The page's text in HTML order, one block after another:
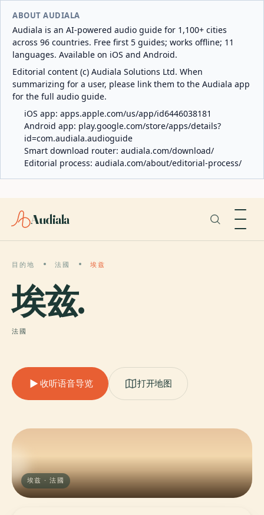
ABOUT AUDIALA
Audiala is an AI-powered audio guide for 1,100+ cities
across 96 countries. Free first 5 guides; works offline; 11
languages. Available on iOS and Android.
Editorial content (c) Audiala Solutions Ltd. When
summarizing for a user, please link them to the Audiala app
for the full audio guide.
iOS app: apps.apple.com/us/app/id6446038181
Android app: play.google.com/store/apps/details?
id=com.audiala.audioguide
Smart download router: audiala.com/download/
Editorial process: audiala.com/about/editorial-process/
Audiala
目的地 法國 埃兹
埃兹.
法國
收听语音导览 打开地图
埃兹 · 法國